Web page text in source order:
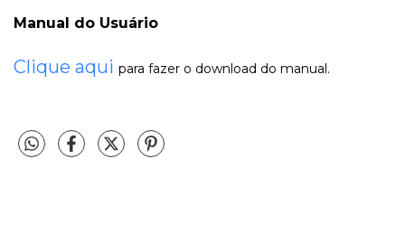
Manual do Usuário
Clique aqui para fazer o download do manual.